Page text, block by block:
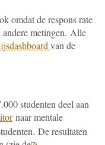
omdat de respons rate
metingen. Alle
van de
studenten deel aan
naar mentale
De resultaten